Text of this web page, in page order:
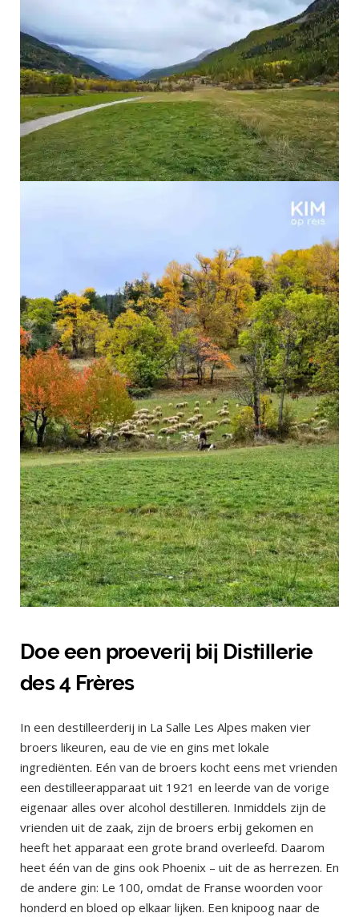
Doe een proeverij bij Distillerie
des 4 Frères
In een destilleerderij in La Salle Les Alpes maken vier
broers likeuren, eau de vie en gins met lokale
ingrediënten. Eén van de broers kocht eens met vrienden
een destilleerapparaat uit 1921 en leerde van de vorige
eigenaar alles over alcohol destilleren. Inmiddels zijn de
vrienden uit de zaak, zijn de broers erbij gekomen en
heeft het apparaat een grote brand overleefd. Daarom
heet één van de gins ook Phoenix – uit de as herrezen. En
de andere gin: Le 100, omdat de Franse woorden voor
honderd en bloed op elkaar lijken. Een knipoog naar de